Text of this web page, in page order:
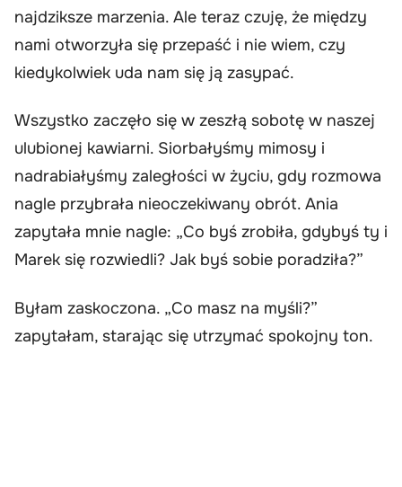
najdziksze marzenia. Ale teraz czuję, że między
nami otworzyła się przepaść i nie wiem, czy
kiedykolwiek uda nam się ją zasypać.
Wszystko zaczęło się w zeszłą sobotę w naszej
ulubionej kawiarni. Siorbałyśmy mimosy i
nadrabiałyśmy zaległości w życiu, gdy rozmowa
nagle przybrała nieoczekiwany obrót. Ania
zapytała mnie nagle: „Co byś zrobiła, gdybyś ty i
Marek się rozwiedli? Jak byś sobie poradziła?”
Byłam zaskoczona. „Co masz na myśli?”
zapytałam, starając się utrzymać spokojny ton.